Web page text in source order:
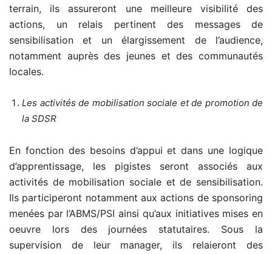
terrain, ils assureront une meilleure visibilité des
actions, un relais pertinent des messages de
sensibilisation et un élargissement de l’audience,
notamment auprès des jeunes et des communautés
locales.
Les activités de mobilisation sociale et de promotion de
la SDSR
En fonction des besoins d’appui et dans une logique
d’apprentissage, les pigistes seront associés aux
activités de mobilisation sociale et de sensibilisation.
Ils participeront notamment aux actions de sponsoring
menées par l’ABMS/PSI ainsi qu’aux initiatives mises en
oeuvre lors des journées statutaires. Sous la
supervision de leur manager, ils relaieront des